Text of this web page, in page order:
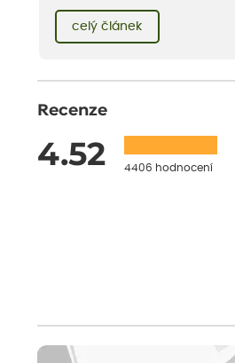
pro vás 11 tipů na odolné druhy,
léto bez pravidelné zálivky.
celý článek
Recenze
4.52 4406 hodnocení